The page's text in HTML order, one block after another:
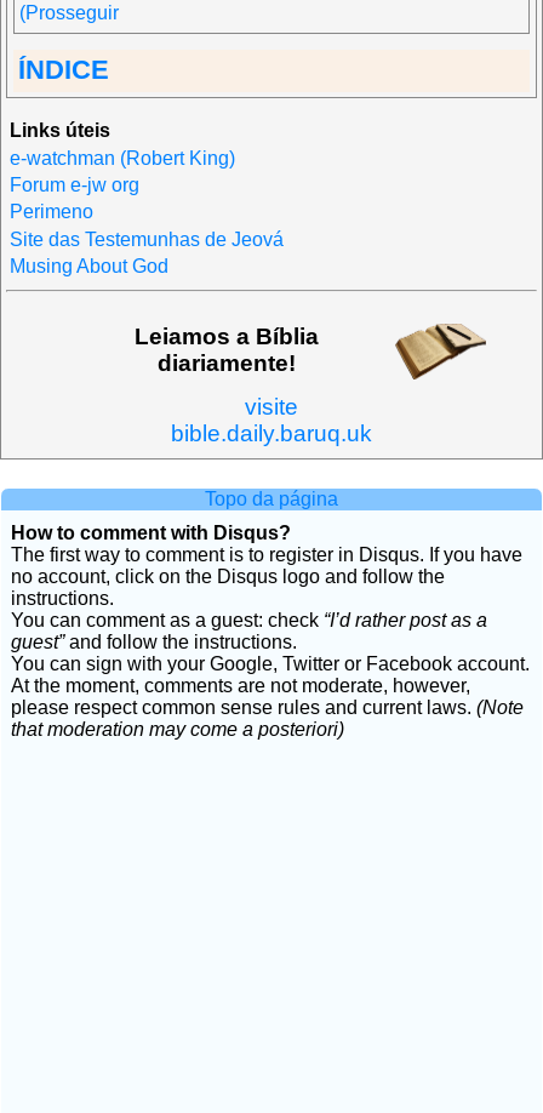
(Prosseguir
ÍNDICE
Links úteis
e-watchman (Robert King)
Forum e-jw org
Perimeno
Site das Testemunhas de Jeová
Musing About God
Leiamos a Bíblia
diariamente!
visite
bible.daily.baruq.uk
Topo da página
How to comment with Disqus?
The first way to comment is to register in Disqus. If you have
no account, click on the Disqus logo and follow the
instructions.
You can comment as a guest: check “I’d rather post as a
guest”and follow the instructions.
You can sign with your Google, Twitter or Facebook account.
At the moment, comments are not moderate, however,
please respect common sense rules and current laws. (Note
that moderation may come a posteriori)